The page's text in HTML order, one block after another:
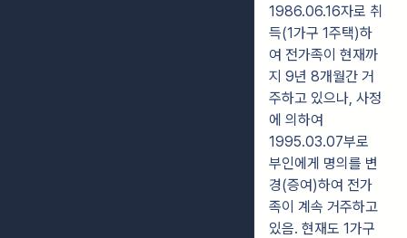
1986.06.16자로 취
득(1가구 1주택)하
여 전가족이 현재까
지 9년 8개월간 거
주하고 있으나, 사정
에 의하여
1995.03.07부로
부인에게 명의를 변
경(증여)하여 전가
족이 계속 거주하고
있음. 현재도 1가구